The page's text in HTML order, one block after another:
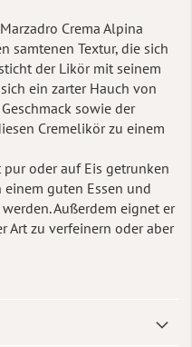
Crema Alpina
samtenen Textur, die sich
der Likör mit seinem
ein zarter Hauch von
sowie der
Cremelikör zu einem
pur oder auf Eis getrunken
guten Essen und
Außerdem eignet er
Art zu verfeinern oder aber